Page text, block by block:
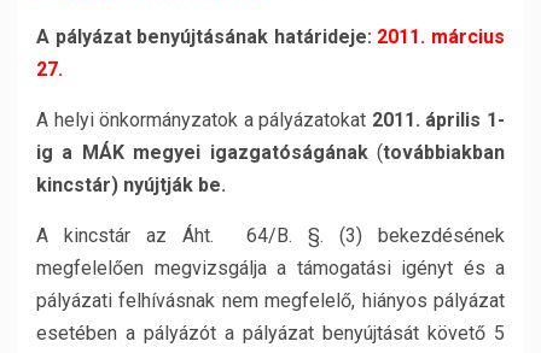
A pályázat benyújtásának határideje: 2011. március
27.
A helyi önkormányzatok a pályázatokat 2011. április 1-
ig a MÁK megyei igazgatóságának(továbbiakban
kincstár) nyújtják be.
A kincstár
az Áht. 64/B. §. (3) bekezdésének
megfelelően megvizsgálja a támogatási igényt és a
pályázati felhívásnak nem megfelelő, hiányos pályázat
esetében a pályázót a pályázat benyújtását követő 5